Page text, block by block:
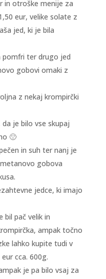
in otroške menije za
eur, velike solate z
jed, ki je bila
pomfri ter drugo jed
gobovi omaki z
z nekaj krompirčki
da je bilo vse skupaj
🙁
in suh ter nanj je
gobova
jedce, ki imajo
bil pač velik in
ampak točno
lahko kupite tudi v
cca. 600g.
je pa bilo vsaj za